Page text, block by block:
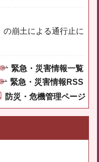
の崩土による通行止に
緊急・災害情報一覧
緊急・災害情報RSS
防災・危機管理ページ